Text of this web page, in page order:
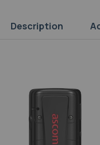
Description